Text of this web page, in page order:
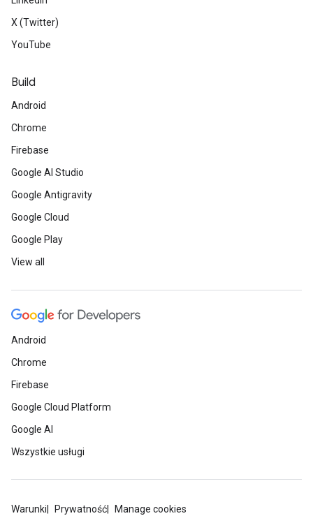
X (Twitter)
YouTube
Build
Android
Chrome
Firebase
Google AI Studio
Google Antigravity
Google Cloud
Google Play
View all
Android
Chrome
Firebase
Google Cloud Platform
Google AI
Wszystkie usługi
Warunki Prywatność Manage cookies